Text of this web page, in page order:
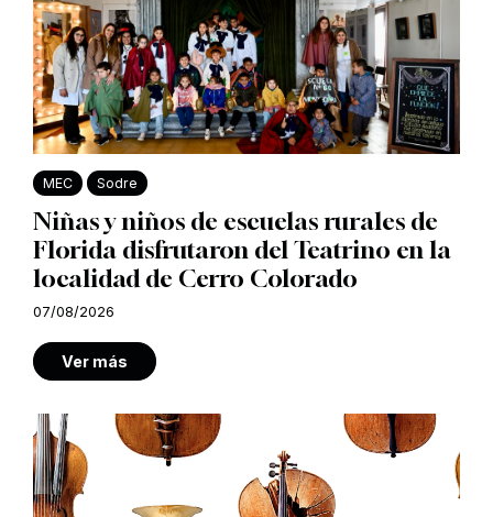
MEC Sodre
Niñas y niños de escuelas rurales de
Florida disfrutaron del Teatrino en la
localidad de Cerro Colorado
07/08/2026
Ver más